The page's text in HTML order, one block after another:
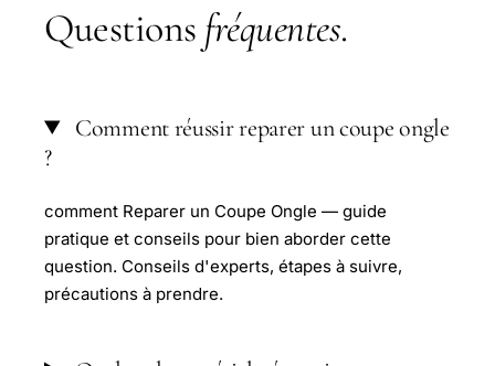
Questions fréquentes.
Comment réussir reparer un coupe ongle
?
comment Reparer un Coupe Ongle — guide
pratique et conseils pour bien aborder cette
question. Conseils d'experts, étapes à suivre,
précautions à prendre.